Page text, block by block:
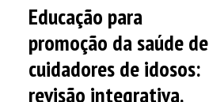
Educação para
promoção da saúde de
cuidadores de idosos:
revisão integrativa.